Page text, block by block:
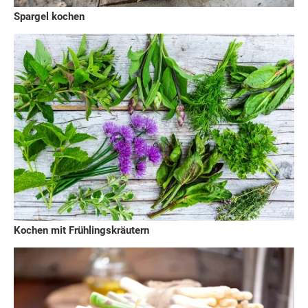
Spargel kochen
Kochen mit Frühlingskräutern